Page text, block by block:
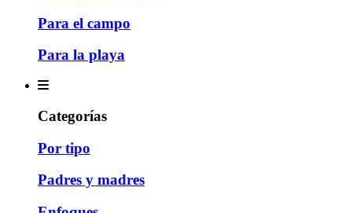
Para el campo
Para la playa
Categorías
Por tipo
Padres y madres